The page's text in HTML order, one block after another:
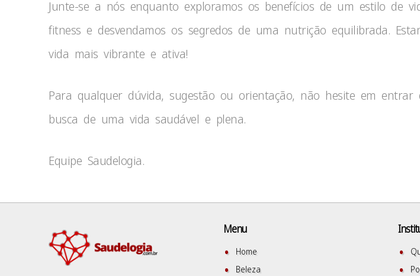
Junte-se a nós enquanto exploramos os benefícios de um estilo de
fitness e desvendamos os segredos de uma nutrição equilibrada.
vida mais vibrante e ativa!
Para qualquer dúvida, sugestão ou orientação, não hesite em
busca de uma vida saudável e plena.
Equipe Saudelogia.
Menu
Home
Beleza